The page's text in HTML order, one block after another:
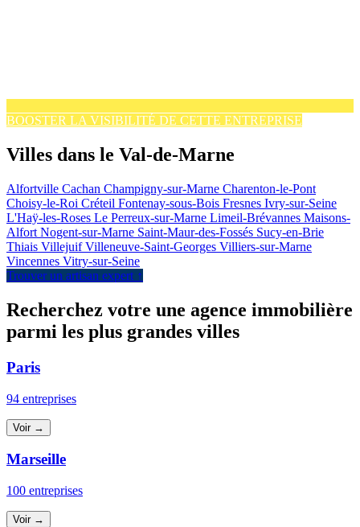
BOOSTER LA VISIBILITÉ DE CETTE ENTREPRISE
Villes dans le Val-de-Marne
Alfortville Cachan Champigny-sur-Marne Charenton-le-Pont
Choisy-le-Roi Créteil Fontenay-sous-Bois Fresnes Ivry-sur-Seine
L'Haÿ-les-Roses Le Perreux-sur-Marne Limeil-Brévannes Maisons-
Alfort Nogent-sur-Marne Saint-Maur-des-Fossés Sucy-en-Brie
Thiais VillejuifVilleneuve-Saint-Georges Villiers-sur-Marne
Vincennes Vitry-sur-Seine
Trouver un artisan expert ↑
Recherchez votre une agence immobilière
parmi les plus grandes villes
Paris
94 entreprises
Voir →
Marseille
100 entreprises
Voir →